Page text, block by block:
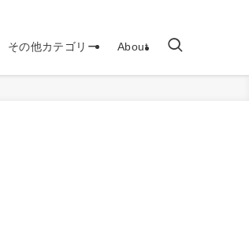
その他カテゴリー About